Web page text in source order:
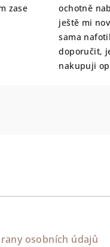
zase
ochotně
ještě mi
sama
doporučit,
nakupuji
osobních údajů